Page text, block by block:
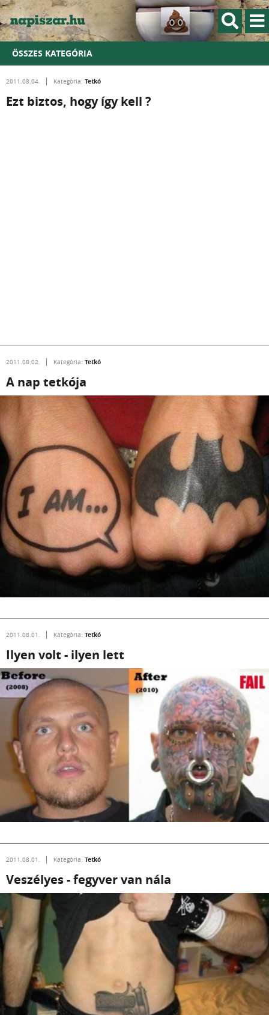
ÖSSZES KATEGÓRIA
2011.08.04. Kategória: Tetkó
Ezt biztos, hogy így kell ?
2011.08.02. Kategória: Tetkó
A nap tetkója
2011.08.01. Kategória: Tetkó
Ilyen volt - ilyen lett
2011.08.01. Kategória: Tetkó
Veszélyes - fegyver van nála